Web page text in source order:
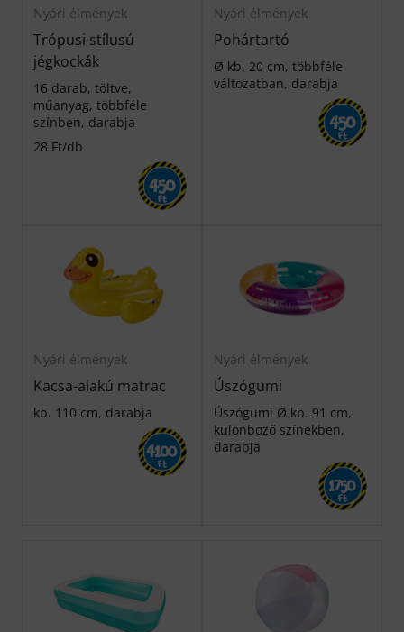
Nyári élmények
Trópusi stílusú
jégkockák
16 darab, töltve,
műanyag, többféle
színben, darabja
28 Ft/db
450
Ft
Nyári élmények
Pohártartó
Ø kb. 20 cm, többféle
változatban, darabja
450
Ft
Nyári élmények
Kacsa-alakú matrac
kb. 110 cm, darabja
4100
Ft
Nyári élmények
Úszógumi
Úszógumi Ø kb. 91 cm,
különböző színekben,
darabja
1750
Ft